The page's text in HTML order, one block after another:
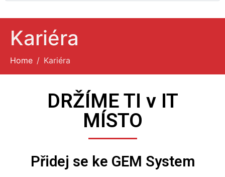
Kariéra
Kariéra
Home Kariéra
DRŽÍME TI v IT
MÍSTO
Přidej se ke GEM System